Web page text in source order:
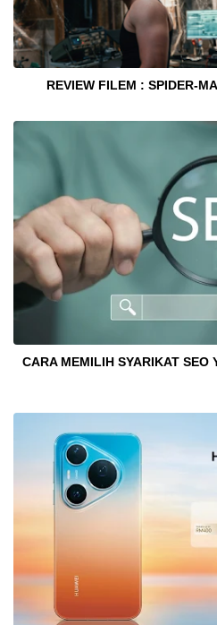
REVIEW FILEM : SPIDER-
CARA MEMILIH SYARIKAT SEO